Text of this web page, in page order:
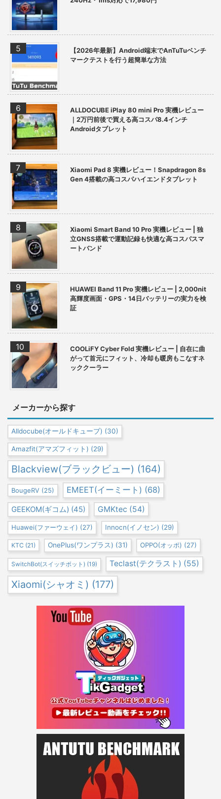
【2026年最新】Android端末でAnTuTuベンチ
マークテストを行う超簡単な方法
ALLDOCUBE iPlay 80 mini Pro 実機レビュー
｜2万円前後で買える高コスパ8.4インチ
Androidタブレット
Xiaomi Pad 8 実機レビュー！Snapdragon 8s
Gen 4搭載の高コスパハイエンドタブレット
Xiaomi Smart Band 10 Pro 実機レビュー | 独
立GNSS搭載で運動記録も快適な高コスパスマ
ートバンド
HUAWEI Band 11 Pro 実機レビュー | 2,000nit
高輝度画面・GPS・14日バッテリーの実力を検
証
COOLiFY Cyber Fold 実機レビュー | 自在に曲
がって首元にフィット、冷却も暖房もこなすネ
ッククーラー
メーカーから探す
Alldocube(オールドキューブ) (30)
Amazfit(アマズフィット) (29)
Blackview(ブラックビュー) (164)
BougeRV (25) EMEET(イーミート) (68)
GEEKOM(ギコム) (45) GMKtec (54)
Huawei(ファーウェイ) (27) Innocn(イノセン) (29)
KTC (21) OnePlus(ワンプラス) (31) OPPO(オッポ) (27)
SwitchBot(スイッチボット) (19) Teclast(テクラスト) (55)
Xiaomi(シャオミ) (177)